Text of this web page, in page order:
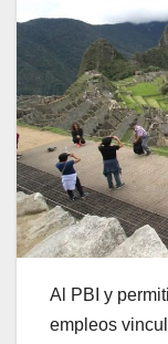
Al PBI y
empleos